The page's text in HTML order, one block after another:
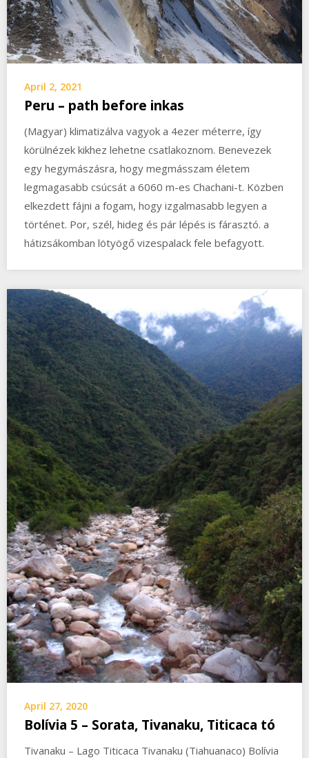
April 2, 2021
Peru – path before inkas
(Magyar) klimatizálva vagyok a 4ezer méterre, így
körülnézek kikhez lehetne csatlakoznom. Benevezek
egy hegymászásra, hogy megmásszam életem
legmagasabb csúcsát a 6060 m-es Chachani-t. Közben
elkezdett fájni a fogam, hogy izgalmasabb legyen a
történet. Por, szél, hideg és pár lépés is fárasztó. a
hátizsákomban lötyögő vizespalack fele befagyott.
April 27, 2020
Bolívia 5 – Sorata, Tivanaku, Titicaca tó
Tivanaku – Lago Titicaca Tivanaku (Tiahuanaco) Bolívia